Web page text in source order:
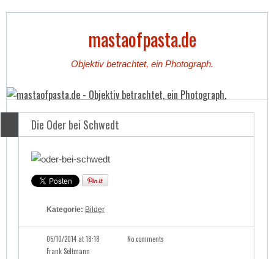
mastaofpasta.de
Objektiv betrachtet, ein Photograph.
Die Oder bei Schwedt
Kategorie: Bilder
05/10/2014 at 18:18
No comments
Frank Seltmann